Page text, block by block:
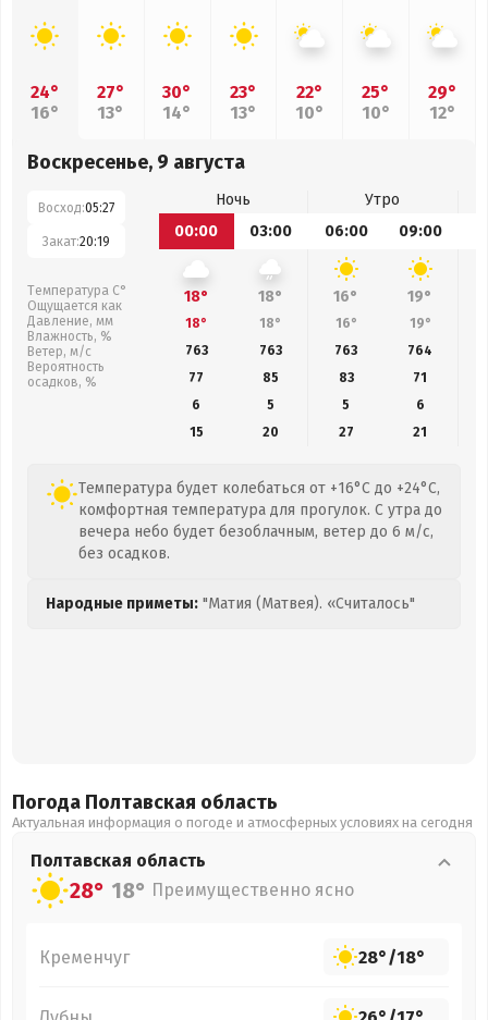
24°
16°
27°
13°
30°
14°
23°
13°
22°
10°
25°
10°
29°
12°
Воскресенье, 9 августа
Восход:05:27
Закат:20:19
Температура С°
Ощущается как
Давление, мм
Влажность, %
Ветер, м/с
Вероятность
осадков, %
Ночь
Утро
00:00
03:00 06:00 09:00
18° 18° 16° 19°
18° 18° 16° 19°
763
763 763 764
77
85 83 71
6
5 5
6
15
20 27 21
Температура будет колебаться от +16°C до +24°C,
комфортная температура для прогулок. С утра до
вечера небо будет безоблачным, ветер до 6 м/с,
без осадков.
Народные приметы: "Матия (Матвея). «Считалось"
Погода Полтавская область
Актуальная информация о погоде и атмосферных условиях на сегодня
Полтавская область
28° 18° Преимущественно ясно
Кременчуг 28°/18°